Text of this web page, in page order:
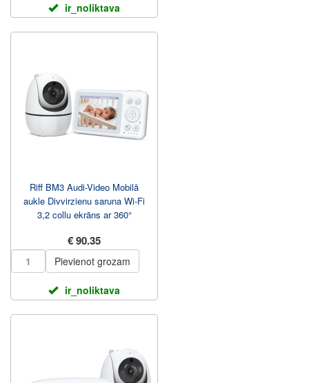
ir_noliktava
Riff BM3 Audi-Video Mobilā
aukle Divvirzienu saruna Wi-Fi
3,2 collu ekrāns ar 360°
€ 90.35
Pievienot grozam
ir_noliktava